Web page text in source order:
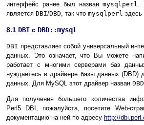
интерфейс ранее был названmysqlperl.
является DBI/DBD, так что mysqlperl здесь
8.1 DBI с DBD::mysql
DBI представляет собой универсальный
данных. Это означает, что Вы можете
работает с многими серверами баз
нуждаетесь в драйвере базы данных (DBD)
данных. Для MySQL этот драйвер назван
Для получения большего количества
Perl5 DBI, пожалуйста, посетите Web-
документацию на ней по адресу http://